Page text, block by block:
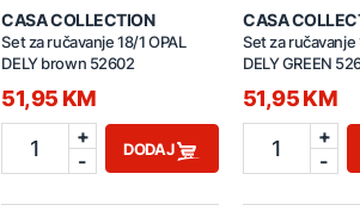
CASA COLLECTION
Set za ručavanje 18/1 OPAL
DELY brown 52602
51,95 KM
1
+
-
DODAJ
CASA
Set za ručavanje
DELY GREEN
51,95 KM
1
+
-